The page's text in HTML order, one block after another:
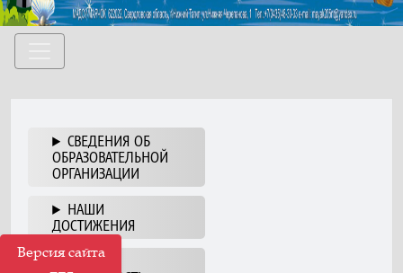
Версия сайта
СВЕДЕНИЯ ОБ
ОБРАЗОВАТЕЛЬНОЙ
ОРГАНИЗАЦИИ
НАШИ
ДОСТИЖЕНИЯ
НАША